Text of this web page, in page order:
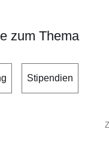
zum Thema
Stipendien